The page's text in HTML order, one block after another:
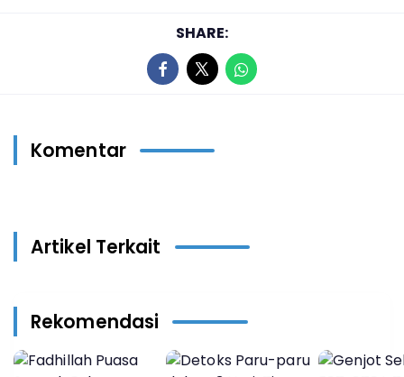
SHARE:
Komentar
Artikel Terkait
Rekomendasi